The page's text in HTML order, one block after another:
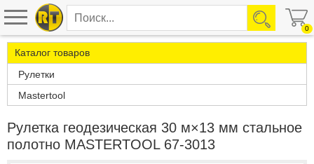
0
Каталог товаров
Рулетки
Mastertool
Рулетка геодезическая 30 м×13 мм стальное
полотно MASTERTOOL 67-3013